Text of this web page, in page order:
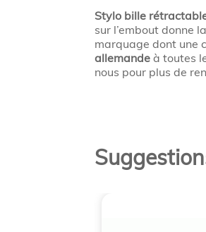
Stylo bille
sur l’embout donne
marquage dont une
allemande à toutes
nous pour plus de